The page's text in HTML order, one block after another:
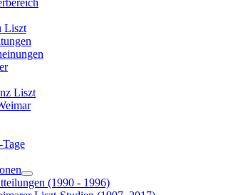
Liszt
Liszt
(1990 - 1996)